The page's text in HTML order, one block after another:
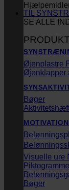
SE ALLE
TIL
Øjenplastre
Øjenklapper
Bøger
Visuelle ure
Bøger